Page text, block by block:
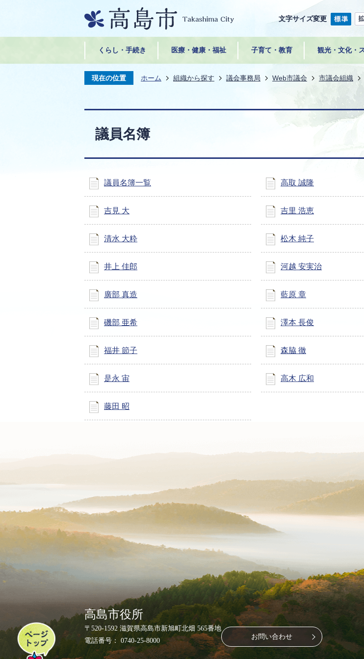
文字サイズ変更
くらし・手続き 医療・健康・福祉 子育て・教育 観光・文化・
現在の位置 ホーム 組織から探す 議会事務局 Web市議会 市議会組織
議員名簿
議員名簿一覧 高取 誠隆
吉見 大 吉里 浩恵
清水 大粋 松木 純子
井上 佳郎 河越 安実治
廣部 真造 藍原 章
磯部 亜希 澤本 長俊
福井 節子 森脇 徹
是永 宙 高木 広和
藤田 昭
ペ
ー
ジ
高島市役所
〒520-1592 滋賀県高島市新旭町北畑 565番地
電話番号： 0740-25-8000
お問い合わせ